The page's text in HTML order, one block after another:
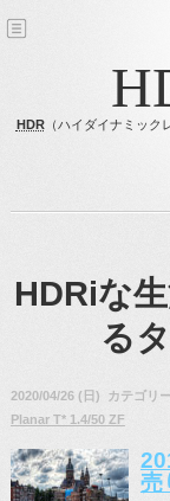
HDR（ハイダイナミック
HDRiな
る
2020/04/26 (日) カテゴリー
Planar T* 1.4/50 ZF
売